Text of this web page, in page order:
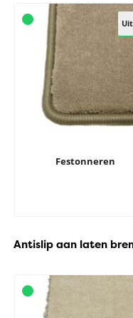
Festonneren
Antislip aan laten